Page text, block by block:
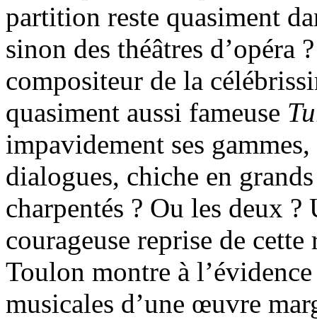
partition reste quasiment
sinon des théâtres d’opéra
compositeur de la
quasiment aussi fameuse
impavidement ses
dialogues, chiche en
charpentés ? Ou les deux ?
courageuse reprise de
Toulon montre à
musicales d’une œuvre